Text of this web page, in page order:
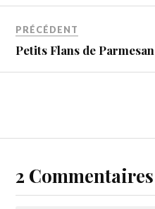
PRÉCÉDENT
Petits Flans de Parmesan
2 Commentaires